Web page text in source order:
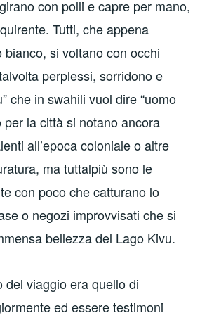
con polli e capre per mano,
Tutti, che appena
bianco, si voltano con occhi
perplessi, sorridono e
che in swahili vuol dire “uomo
per la città si notano ancora
all’epoca coloniale o altre
ma tuttalpiù sono le
con poco che catturano lo
o negozi improvvisati che si
bellezza del Lago Kivu.
del viaggio era quello di
ed essere testimoni